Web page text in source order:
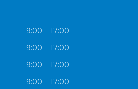
9:00 – 17:00
9:00 – 17:00
9:00 – 17:00
9:00 – 17:00